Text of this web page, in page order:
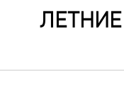
ЛЕТНИЕ